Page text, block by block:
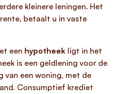
kleinere leningen. Het
betaalt u in vaste
een hypotheek ligt in het
is een geldlening voor de
van een woning, met de
Consumptief krediet